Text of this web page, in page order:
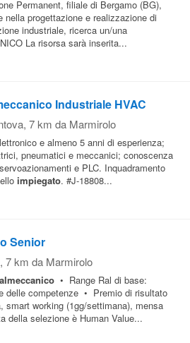
Permanent, filiale di Bergamo (BG),
nella progettazione e realizzazione di
industriale, ricerca un/una
La risorsa sarà inserita...
Industriale HVAC
, 7 km da Marmirolo
e almeno 5 anni di esperienza;
pneumatici e meccanici; conoscenza
e PLC. Inquadramento
impiegato. #J-18808...
Senior
, 7 km da Marmirolo
• Range Ral di base:
delle competenze • Premio di risultato
working (1gg/settimana), mensa
della selezione è Human Value...